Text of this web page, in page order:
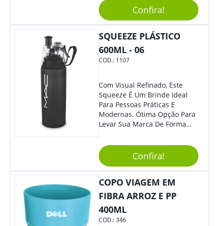
Sua Empresa Em Eventos,
Reuniões Corporativas Ou Até
Mesmo Para Presentear
Colaboradores E Parceiros De
Sua Empresa.
Confira!
SQUEEZE PLÁSTICO
600ML - 06
COD.: 1107
Com Visual Refinado, Este
Squeeze É Um Brinde Ideal
Para Pessoas Práticas E
Modernas. Ótima Opção Para
Levar Sua Marca De Forma
Sua Empresa Em Eventos,
Reuniões Corporativas Ou Até
Mesmo Para Presentear
Colaboradores E Parceiros De
Sua Empresa.
Confira!
COPO VIAGEM EM
FIBRA ARROZ E PP
400ML
COD.:346